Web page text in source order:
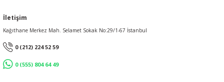
İletişim
Kağıthane Merkez Mah. Selamet Sokak No:29/1-67 İstanbul
0 (212) 224 52 59
0 (555) 804 64 49